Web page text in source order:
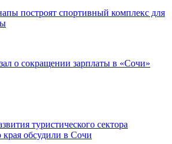
построят спортивный комплекс для
о сокращении зарплаты в «Сочи»
туристического сектора
края обсудили в Сочи